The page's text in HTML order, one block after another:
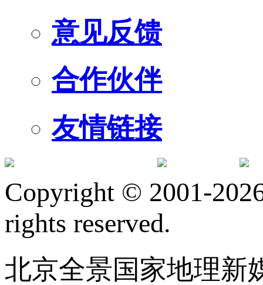
意见反馈
合作伙伴
友情链接
Copyright © 2001-
rights reserved.
北京全景国家地理新